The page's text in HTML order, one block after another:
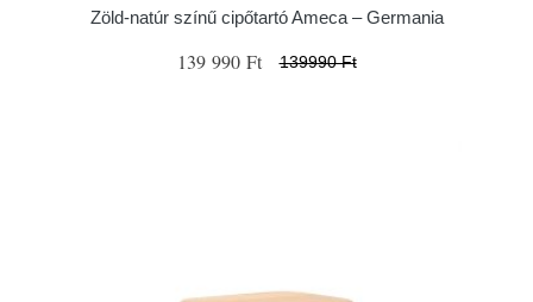
Zöld-natúr színű cipőtartó Ameca – Germania
139 990 Ft 139990 Ft